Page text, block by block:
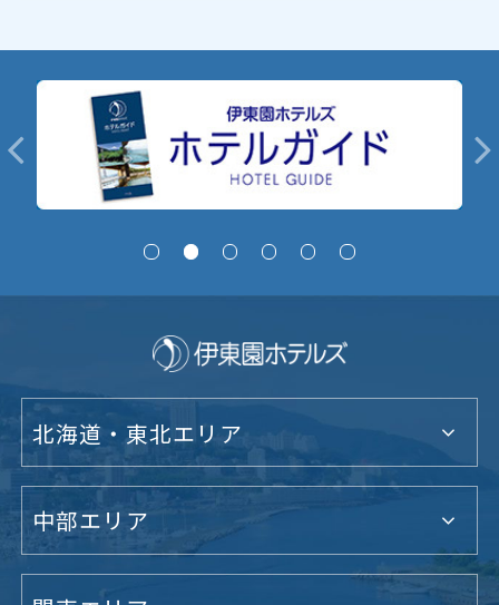
北海道・東北エリア
中部エリア